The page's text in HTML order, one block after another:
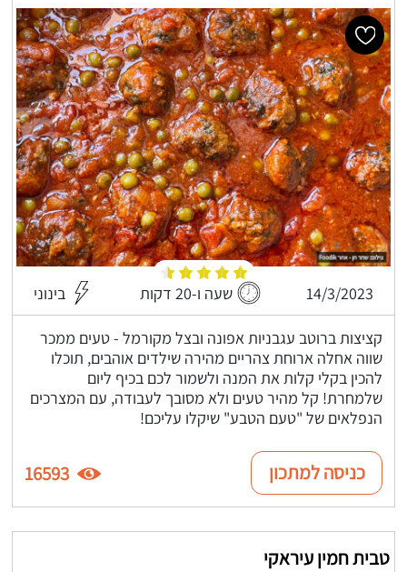
14/3/2023 שעה ו-20 דקות בינוני
קציצות ברוטב עגבניות אפונה ובצל מקורמל - טעים ממכר
שווה אחלה ארוחת צהריים מהירה שילדים אוהבים, תוכלו
להכין בקלי קלות את המנה ולשמור לכם בכיף ליום
שלמחרת! קל מהיר טעים ולא מסובך לעבודה, עם המצרכים
הנפלאים של "טעם הטבע" שיקלו עליכם!
כניסה למתכון 16593
טבית חמין עיראקי